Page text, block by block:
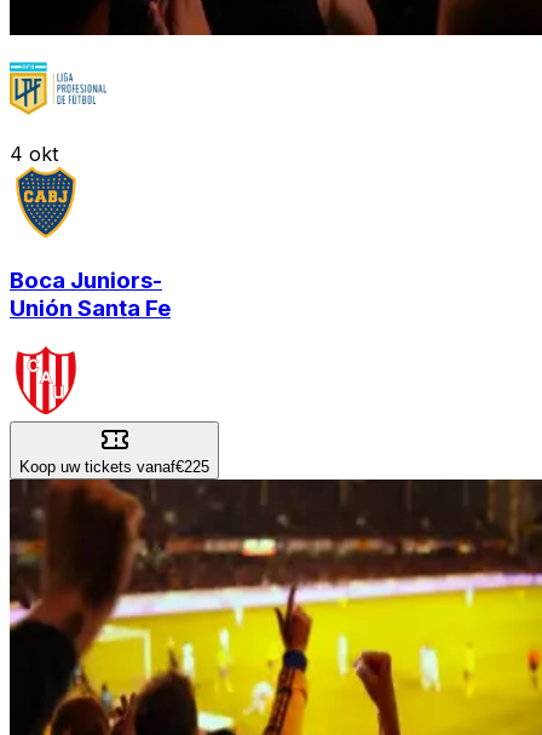
4 okt
Boca Juniors-
Unión Santa Fe
Koop uw tickets vanaf€225